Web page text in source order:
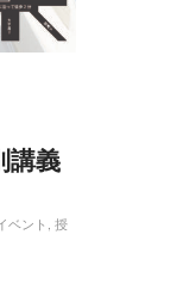
講義
ベント , 授